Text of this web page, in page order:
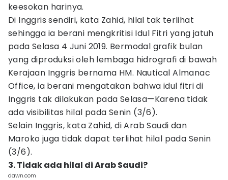
keesokan harinya.
Di Inggris sendiri, kata Zahid, hilal tak terlihat
sehingga ia berani mengkritisi Idul Fitri yang jatuh
pada Selasa 4 Juni 2019. Bermodal grafik bulan
yang diproduksi oleh lembaga hidrografi di bawah
Kerajaan Inggris bernama HM. Nautical Almanac
Office, ia berani mengatakan bahwa idul fitri di
Inggris tak dilakukan pada Selasa—Karena tidak
ada visibilitas hilal pada Senin (3/6).
Selain Inggris, kata Zahid, di Arab Saudi dan
Maroko juga tidak dapat terlihat hilal pada Senin
(3/6).
3. Tidak ada hilal di Arab Saudi?
dawn.com